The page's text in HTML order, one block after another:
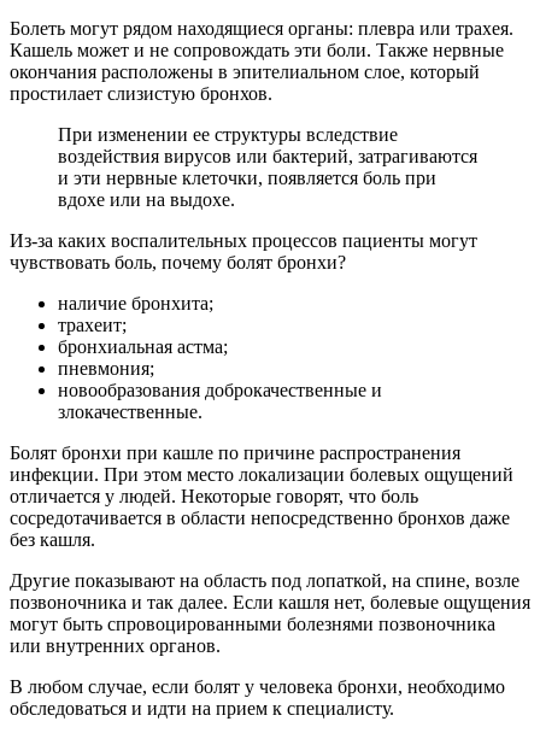
Болеть могут рядом находящиеся органы: плевра или трахея.
Кашель может и не сопровождать эти боли. Также нервные
окончания расположены в эпителиальном слое, который
простилает слизистую бронхов.
При изменении ее структуры вследствие
воздействия вирусов или бактерий, затрагиваются
и эти нервные клеточки, появляется боль при
вдохе или на выдохе.
Из-за каких воспалительных процессов пациенты могут
чувствовать боль, почему болят бронхи?
наличие бронхита;
трахеит;
бронхиальная астма;
пневмония;
новообразования доброкачественные и
злокачественные.
Болят бронхи при кашле по причине распространения
инфекции. При этом место локализации болевых ощущений
отличается у людей. Некоторые говорят, что боль
сосредотачивается в области непосредственно бронхов даже
без кашля.
Другие показывают на область под лопаткой, на спине, возле
позвоночника и так далее. Если кашля нет, болевые ощущения
могут быть спровоцированными болезнями позвоночника
или внутренних органов.
В любом случае, если болят у человека бронхи, необходимо
обследоваться и идти на прием к специалисту.